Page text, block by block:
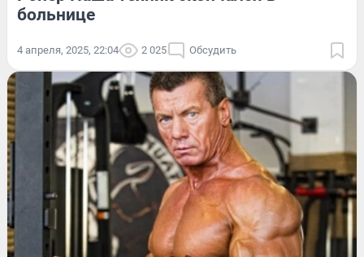
больнице
4 апреля, 2025, 22:04 2 025 Обсудить